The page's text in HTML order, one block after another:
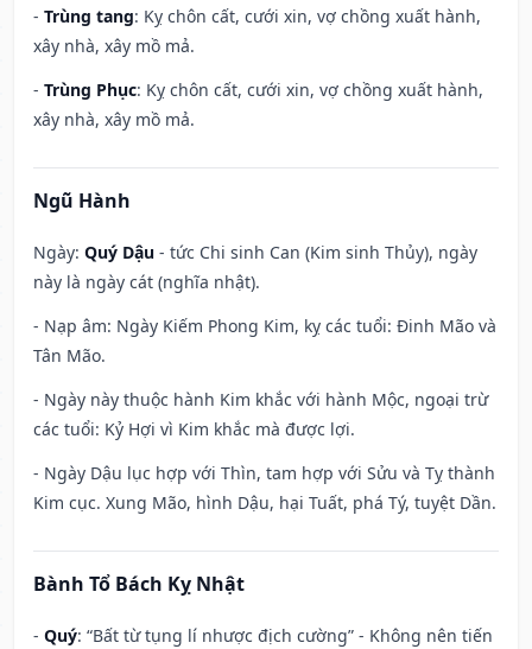
- Trùng tang: Kỵ chôn cất, cưới xin, vợ chồng xuất hành,
xây nhà, xây mồ mả.
- Trùng Phục: Kỵ chôn cất, cưới xin, vợ chồng xuất hành,
xây nhà, xây mồ mả.
Ngũ Hành
Ngày: Quý Dậu - tức Chi sinh Can (Kim sinh Thủy), ngày
này là ngày cát (nghĩa nhật).
- Nạp âm: Ngày Kiếm Phong Kim, kỵ các tuổi: Đinh Mão và
Tân Mão.
- Ngày này thuộc hành Kim khắc với hành Mộc, ngoại trừ
các tuổi: Kỷ Hợi vì Kim khắc mà được lợi.
- Ngày Dậu lục hợp với Thìn, tam hợp với Sửu và Tỵ thành
Kim cục. Xung Mão, hình Dậu, hại Tuất, phá Tý, tuyệt Dần.
Bành Tổ Bách Kỵ Nhật
- Quý: “Bất từ tụng lí nhược địch cường” - Không nên tiến